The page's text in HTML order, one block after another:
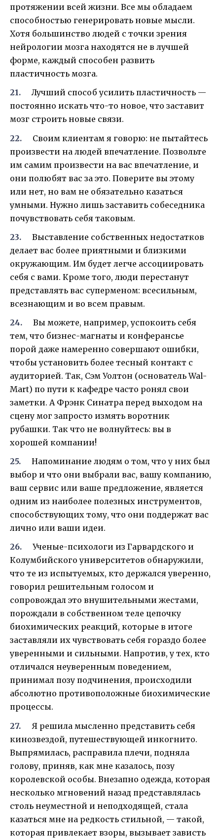
протяжении всей жизни. Все мы обладаем
способностью генерировать новые мысли.
Хотя большинство людей с точки зрения
нейрологии мозга находятся не в лучшей
форме, каждый способен развить
пластичность мозга.
Лучший способ усилить пластичность —
постоянно искать что-то новое, что заставит
мозг строить новые связи.
Своим клиентам я говорю: не пытайтесь
произвести на людей впечатление. Позвольте
им самим произвести на вас впечатление, и
они полюбят вас за это. Поверите вы этому
или нет, но вам не обязательно казаться
умными. Нужно лишь заставить собеседника
почувствовать себя таковым.
Выставление собственных недостатков
делает вас более приятными и близкими
окружающим. Им будет легче ассоциировать
себя с вами. Кроме того, люди перестанут
представлять вас суперменом: всесильным,
всезнающим и во всем правым.
Вы можете, например, успокоить себя
тем, что бизнес-магнаты и конферансье
порой даже намеренно совершают ошибки,
чтобы установить более тесный контакт с
аудиторией. Так, Сэм Уолтон (основатель Wal-
Mart) по пути к кафедре часто ронял свои
заметки. А Фрэнк Синатра перед выходом на
сцену мог запросто измять воротник
рубашки. Так что не волнуйтесь: вы в
хорошей компании!
Напоминание людям о том, что у них был
выбор и что они выбрали вас, вашу компанию,
ваш сервис или ваше предложение, является
одним из наиболее полезных инструментов,
способствующих тому, что они поддержат вас
лично или ваши идеи.
Ученые-психологи из Гарвардского и
Колумбийского университетов обнаружили,
что те из испытуемых, кто держался уверенно,
говорил решительным голосом и
сопровождал это внушительными жестами,
порождали в собственном теле цепочку
биохимических реакций, которые в итоге
заставляли их чувствовать себя гораздо более
уверенными и сильными. Напротив, у тех, кто
отличался неуверенным поведением,
принимал позу подчинения, происходили
абсолютно противоположные биохимические
процессы.
Я решила мысленно представить себя
кинозвездой, путешествующей инкогнито.
Выпрямилась, расправила плечи, подняла
голову, приняв, как мне казалось, позу
королевской особы. Внезапно одежда, которая
несколько мгновений назад представлялась
столь неуместной и неподходящей, стала
казаться мне на редкость стильной, — такой,
которая привлекает взоры, вызывает зависть